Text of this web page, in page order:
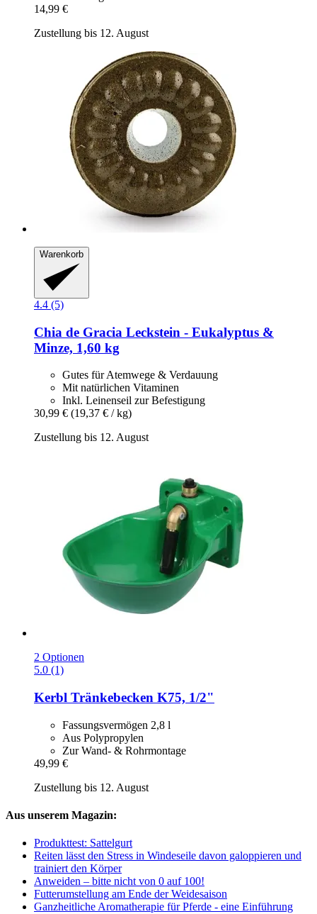
14,99 €
Zustellung bis 12. August
Warenkorb
4.4 (5)
Chia de Gracia Leckstein -​ Eukalyptus &
Minze, 1,60 kg
Gutes für Atemwege & Verdauung
Mit natürlichen Vitaminen
Inkl. Leinenseil zur Befestigung
30,99 € (19,37 € / kg)
Zustellung bis 12. August
2 Optionen
5.0 (1)
Kerbl Tränkebecken K75, 1/2"
Fassungsvermögen 2,8 l
Aus Polypropylen
Zur Wand- & Rohrmontage
49,99 €
Zustellung bis 12. August
Aus unserem Magazin:
Produkttest: Sattelgurt
Reiten lässt den Stress in Windeseile davon galoppieren und
trainiert den Körper
Anweiden – bitte nicht von 0 auf 100!
Futterumstellung am Ende der Weidesaison
Ganzheitliche Aromatherapie für Pferde - eine Einführung